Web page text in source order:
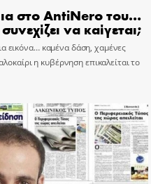
στο AntiNero του…
να καίγεται;
εικόνα… καμένα δάση, χαμένες
η κυβέρνηση επικαλείται το